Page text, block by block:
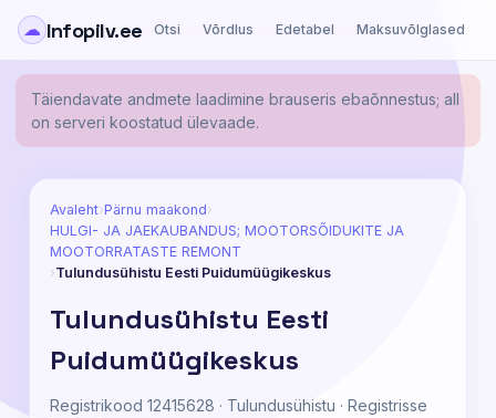
☁ Infopilv.ee Otsi Võrdlus Edetabel Maksuvõlglased
Täiendavate andmete laadimine brauseris ebaõnnestus; all
on serveri koostatud ülevaade.
Avaleht›Pärnu maakond›
HULGI- JA JAEKAUBANDUS; MOOTORSÕIDUKITE JA
MOOTORRATASTE REMONT
›Tulundusühistu Eesti Puidumüügikeskus
Tulundusühistu Eesti
Puidumüügikeskus
Registrikood 12415628 · Tulundusühistu · Registrisse